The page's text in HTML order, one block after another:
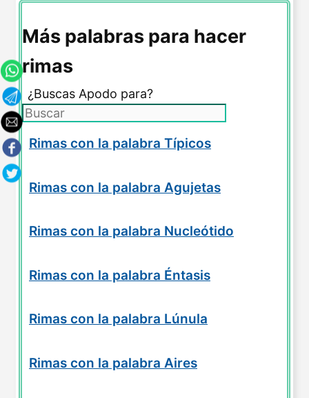
Más palabras para hacer
rimas
¿Buscas Apodo para?
Rimas con la palabra Típicos
Rimas con la palabra Agujetas
Rimas con la palabra Nucleótido
Rimas con la palabra Éntasis
Rimas con la palabra Lúnula
Rimas con la palabra Aires